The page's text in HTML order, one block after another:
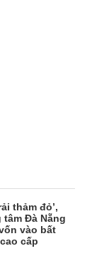
thảm đỏ’,
tâm Đà Nẵng
vào bất
cấp